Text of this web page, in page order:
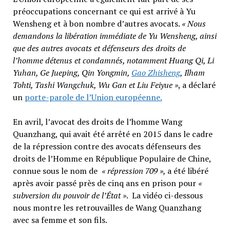
préoccupations concernant ce qui est arrivé à Yu
Wensheng et à bon nombre d’autres avocats. « Nous
demandons la libération immédiate de Yu Wensheng, ainsi
que des autres avocats et défenseurs des droits de
l’homme détenus et condamnés, notamment Huang Qi, Li
Yuhan, Ge Jueping, Qin Yongmin, Gao Zhisheng, Ilham
Tohti, Tashi Wangchuk, Wu Gan et Liu Feiyue », a déclaré
un porte-parole de l’Union européenne.
En avril, l’avocat des droits de l’homme Wang
Quanzhang, qui avait été arrêté en 2015 dans le cadre
de la répression contre des avocats défenseurs des
droits de l’Homme en République Populaire de Chine,
connue sous le nom de « répression 709 », a été libéré
après avoir passé près de cinq ans en prison pour «
subversion du pouvoir de l’État ». La vidéo ci-dessous
nous montre les retrouvailles de Wang Quanzhang
avec sa femme et son fils.